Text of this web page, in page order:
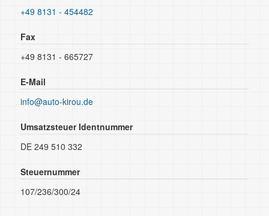
+49 8131 - 454482
Fax
+49 8131 - 665727
E-Mail
info@auto-kirou.de
Umsatzsteuer Identnummer
DE 249 510 332
Steuernummer
107/236/300/24